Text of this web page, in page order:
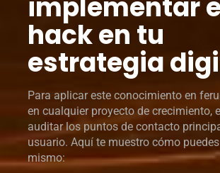
implementar
hack en tu
estrategia
Para aplicar este conocimiento en
en cualquier proyecto de crecimiento,
auditar los puntos de contacto
usuario. Aquí te muestro cómo
mismo: